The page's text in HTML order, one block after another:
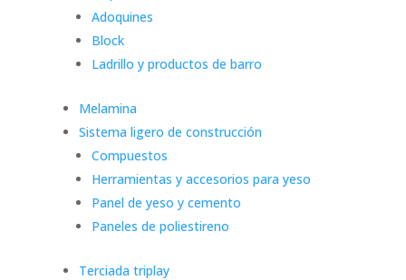
Adoquines
Block
Ladrillo y productos de barro
Melamina
Sistema ligero de construcción
Compuestos
Herramientas y accesorios para yeso
Panel de yeso y cemento
Paneles de poliestireno
Terciada triplay